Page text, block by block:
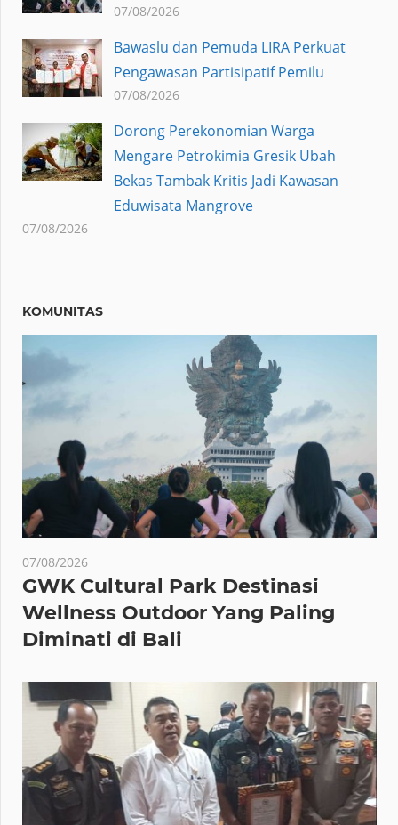
07/08/2026
Bawaslu dan Pemuda LIRA Perkuat
Pengawasan Partisipatif Pemilu
07/08/2026
Dorong Perekonomian Warga
Mengare Petrokimia Gresik Ubah
Bekas Tambak Kritis Jadi Kawasan
Eduwisata Mangrove
07/08/2026
KOMUNITAS
07/08/2026
GWK Cultural Park Destinasi
Wellness Outdoor Yang Paling
Diminati di Bali